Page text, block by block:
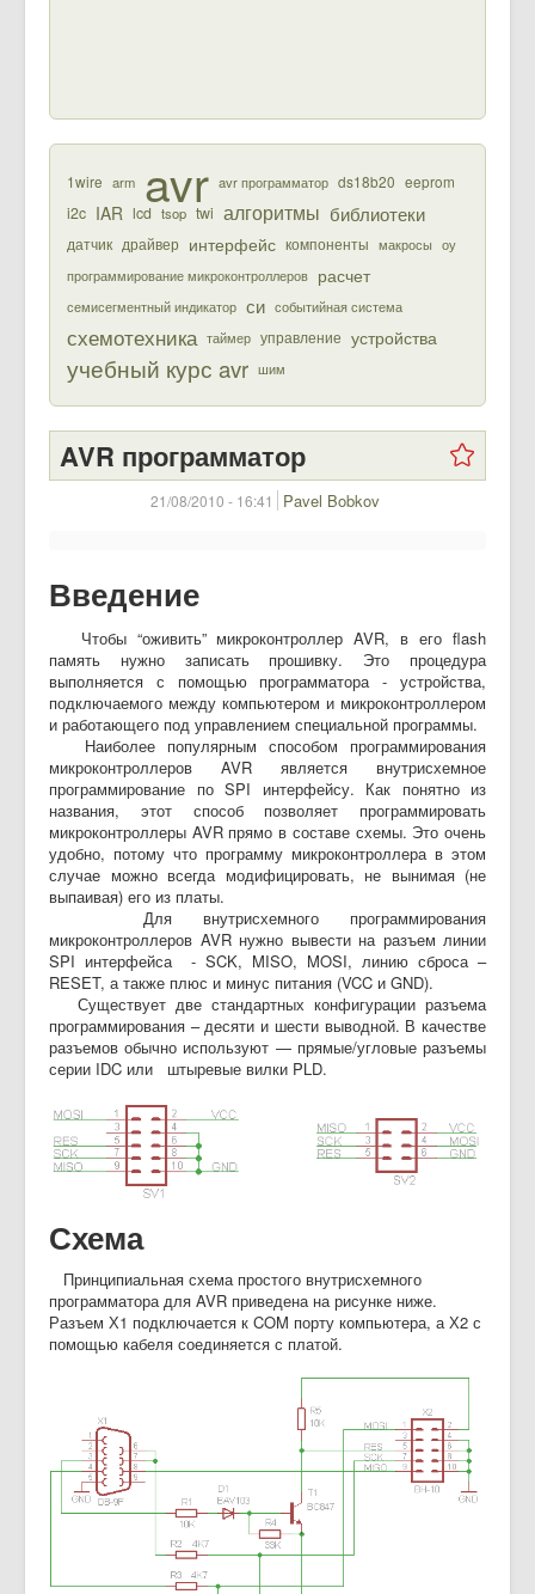
1wire arm avr avr программатор ds18b20 eeprom
i2c IAR lcd tsop twi алгоритмы библиотеки
датчик драйвер интерфейс компоненты макросы оу
программирование микроконтроллеров расчет
семисегментный индикатор си событийная система
схемотехника таймер управление устройства
учебный курс avr шим
AVR программатор
21/08/2010 - 16:41 Pavel Bobkov
Введение
Чтобы “оживить” микроконтроллер AVR, в его flash
память нужно записать прошивку. Это процедура
выполняется с помощью программатора - устройства,
подключаемого между компьютером и микроконтроллером
и работающего под управлением специальной программы.
Наиболее популярным способом программирования
микроконтроллеров AVR является внутрисхемное
программирование по SPI интерфейсу. Как понятно из
названия, этот способ позволяет программировать
микроконтроллеры AVR прямо в составе схемы. Это очень
удобно, потому что программу микроконтроллера в этом
случае можно всегда модифицировать, не вынимая (не
выпаивая) его из платы.
Для внутрисхемного программирования
микроконтроллеров AVR нужно вывести на разъем линии
SPI интерфейса - SCK, MISO, MOSI, линию сброса –
RESET, а также плюс и минус питания (VCC и GND).
Существует две стандартных конфигурации разъема
программирования – десяти и шести выводной. В качестве
разъемов обычно используют — прямые/угловые разъемы
серии IDC или штыревые вилки PLD.
Схема
Принципиальная схема простого внутрисхемного
программатора для AVR приведена на рисунке ниже.
Разъем Х1 подключается к COM порту компьютера, а Х2 с
помощью кабеля соединяется с платой.